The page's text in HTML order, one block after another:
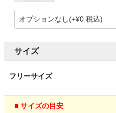
サイズ
フリーサイズ
■ サイズの目安